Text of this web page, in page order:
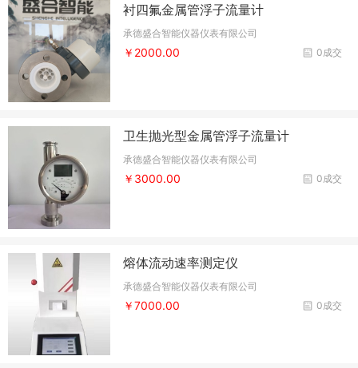
衬四氟金属管浮子流量计
承德盛合智能仪器仪表有限公司
0成交
￥2000.00
卫生抛光型金属管浮子流量计
承德盛合智能仪器仪表有限公司
0成交
￥3000.00
熔体流动速率测定仪
承德盛合智能仪器仪表有限公司
0成交
￥7000.00